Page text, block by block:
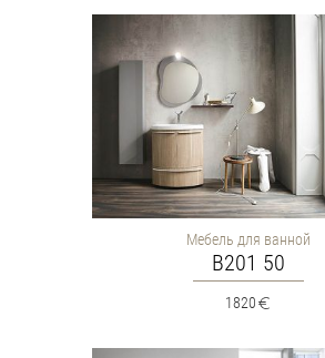
Мебель для ванной
B201 50
1820